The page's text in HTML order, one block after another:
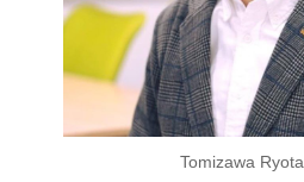
Tomizawa Ryota